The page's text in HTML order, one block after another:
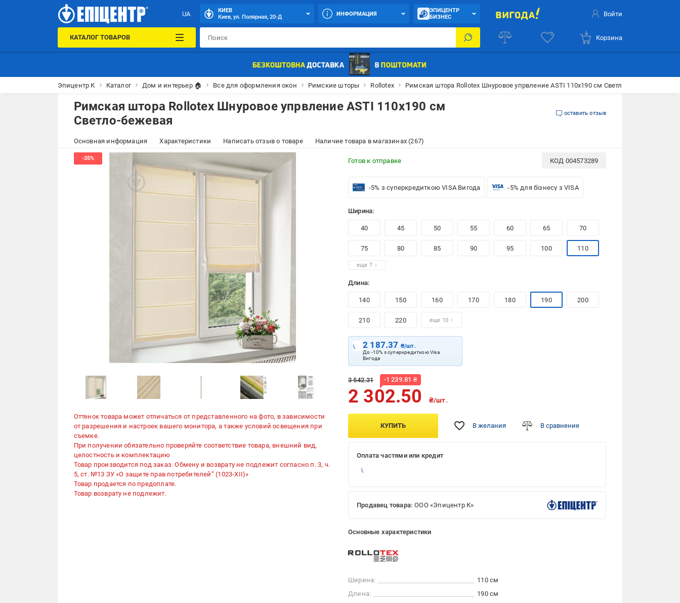
UA
КИЕВ
Киев, ул. Полярная, 20-Д
ИНФОРМАЦИЯ
ЭПИЦЕНТР
БИЗНЕС
Войти
КАТАЛОГ ТОВАРОВ Корзина
Эпицентр К Каталог Дом и интерьер 🏠 Все для оформления окон Римские шторы Rollotex Римская штора Rollotex Шнуровое упрвление ASTI 110x190 см Светло-бежевая
Римская штора Rollotex Шнуровое упрвление ASTI 110x190 см
Светло-бежевая
оставить отзыв
Основная информация Характеристики Написать отзыв о товаре Наличие товара в магазинах (267)
Оттенок товара может отличаться от представленного на фото, в зависимости
от разрешения и настроек вашего монитора, а также условий освещения при
съемке.
При получении обязательно проверяйте соответствие товара, внешний вид,
целостность и комплектацию
Товар производится под заказ. Обмену и возврату не подлежит согласно п. 3, ч.
5, ст. №13 ЗУ «О защите прав потребителей” (1023-XII)»
Товар продается по предоплате.
Товар возврату не подлежит.
Готов к отправке КОД 004573289
-5% з суперкредиткою VISA Вигода -5% для бізнесу з VISA
Ширина:
40 45 50 55 60 65 70
75 80 85 90 95 100 110
еще 7
Длина:
140 150 160 170 180 190 200
210 220 еще 10
2 187.37 ₴/шт.
До -10% з суперкредиткою Visa
Вигода
3 542.31 -1 239.81 ₴
2 302.50 ₴/шт.
КУПИТЬ В желания В сравнение
Оплата частями или кредит
Продавец товара: ООО «Эпицентр К»
Основные характеристики
Ширина:
110 см
Длина:
190 см